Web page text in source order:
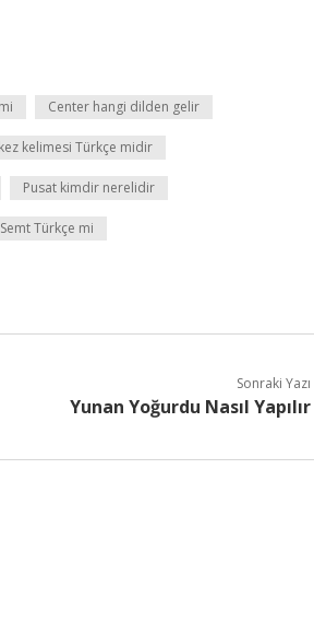
Center hangi dilden gelir
kelimesi Türkçe midir
Pusat kimdir nerelidir
Semt Türkçe mi
Sonraki Yazı
Yunan Yoğurdu Nasıl Yapılır